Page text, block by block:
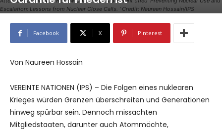
Escalation: Lessons from Nuclear Close Calls. ' Credit: Naureen Hossain/IPS
Facebook X Pinterest
Von Naureen Hossain
VEREINTE NATIONEN (IPS) – Die Folgen eines nuklearen
Krieges würden Grenzen überschreiten und Generationen
hinweg spürbar sein. Dennoch missachten
Mitgliedstaaten, darunter auch Atommächte,